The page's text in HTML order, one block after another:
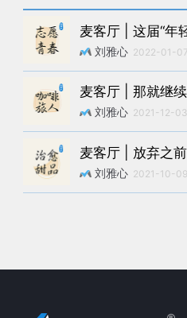
麦客厅 | 这届“年
刘雅心 2022-01-07
麦客厅 | 那就继
刘雅心 2021-12-03
麦客厅 | 放弃之
刘雅心 2021-10-09